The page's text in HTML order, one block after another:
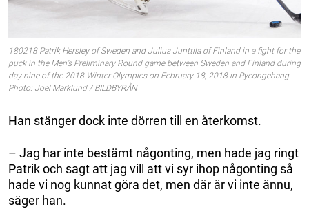
180218 Patrik Hersley of Sweden and Julius Junttila of Finland in a fight for the
puck in the Men’s Preliminary Round game between Sweden and Finland during
day nine of the 2018 Winter Olympics on February 18, 2018 in Pyeongchang.
Photo: Joel Marklund / BILDBYRÅN
Han stänger dock inte dörren till en återkomst.
– Jag har inte bestämt någonting, men hade jag ringt
Patrik och sagt att jag vill att vi syr ihop någonting så
hade vi nog kunnat göra det, men där är vi inte ännu,
säger han.